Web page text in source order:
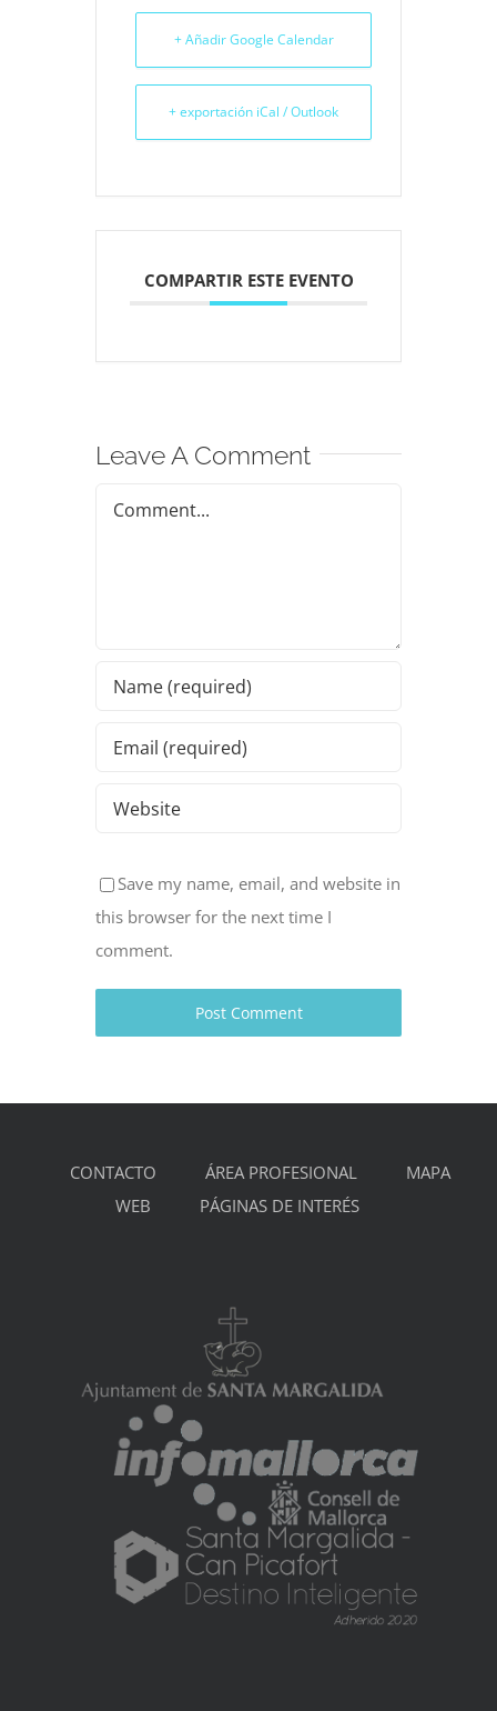
+ Añadir Google Calendar
+ exportación iCal / Outlook
COMPARTIR ESTE EVENTO
Leave A Comment
Comment
Save my name, email, and website in
this browser for the next time I
comment.
CONTACTO ÁREA PROFESIONAL
MAPA
WEB
PÁGINAS DE INTERÉS